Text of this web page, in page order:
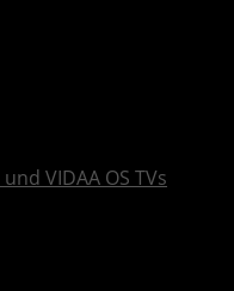
und VIDAA OS TVs